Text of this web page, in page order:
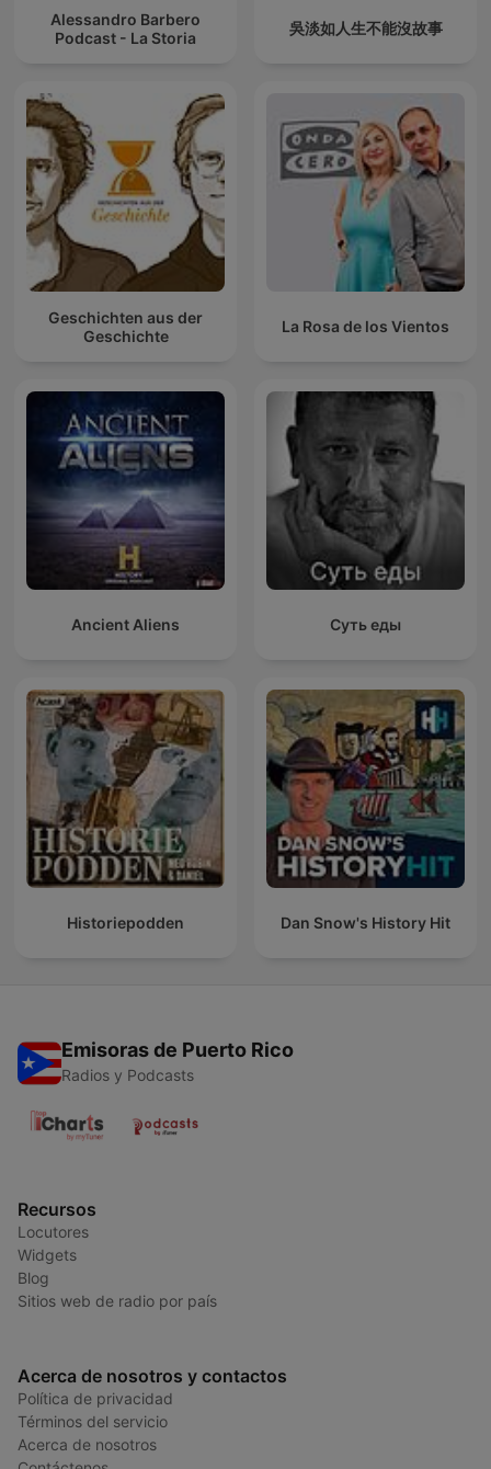
Alessandro Barbero
Podcast - La Storia
吳淡如人生不能沒故事
Geschichten aus der
Geschichte
La Rosa de los Vientos
Ancient Aliens Суть еды
Historiepodden Dan Snow's History Hit
Emisoras de Puerto Rico
Radios y Podcasts
Recursos
Locutores
Widgets
Blog
Sitios web de radio por país
Acerca de nosotros y contactos
Política de privacidad
Términos del servicio
Acerca de nosotros